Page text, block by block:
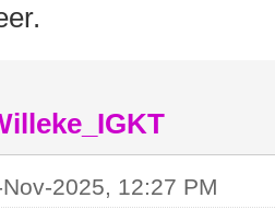
2025, 12:27 PM